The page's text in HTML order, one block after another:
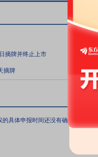
摘牌并终止上市
摘牌